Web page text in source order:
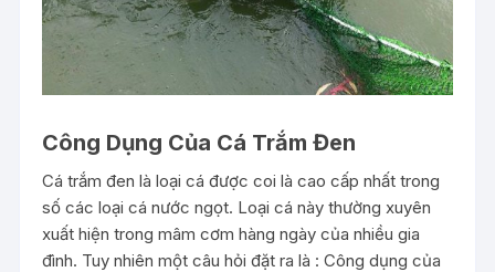
Công Dụng Của Cá Trắm Đen
Cá trắm đen là loại cá được coi là cao cấp nhất trong
số các loại cá nước ngọt. Loại cá này thường xuyên
xuất hiện trong mâm cơm hàng ngày của nhiều gia
đình. Tuy nhiên một câu hỏi đặt ra là : Công dụng của